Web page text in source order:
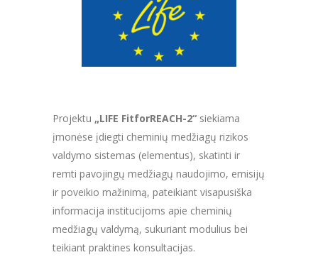
Projektu „LIFE FitforREACH-2“ siekiama
įmonėse įdiegti cheminių medžiagų rizikos
valdymo sistemas (elementus), skatinti ir
remti pavojingų medžiagų naudojimo, emisijų
ir poveikio mažinimą, pateikiant visapusiška
informacija institucijoms apie cheminių
medžiagų valdymą, sukuriant modulius bei
teikiant praktines konsultacijas.